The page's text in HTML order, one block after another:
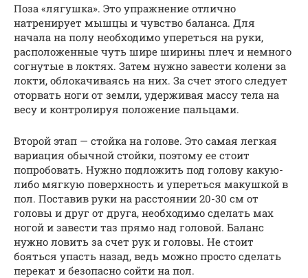
Поза «лягушка». Это упражнение отлично
натренирует мышцы и чувство баланса. Для
начала на полу необходимо упереться на руки,
расположенные чуть шире ширины плеч и немного
согнутые в локтях. Затем нужно завести колени за
локти, облокачиваясь на них. За счет этого следует
оторвать ноги от земли, удерживая массу тела на
весу и контролируя положение пальцами.
Второй этап — стойка на голове. Это самая легкая
вариация обычной стойки, поэтому ее стоит
попробовать. Нужно подложить под голову какую-
либо мягкую поверхность и упереться макушкой в
пол. Поставив руки на расстоянии 20-30 см от
головы и друг от друга, необходимо сделать мах
ногой и завести таз прямо над головой. Баланс
нужно ловить за счет рук и головы. Не стоит
бояться упасть назад, ведь можно просто сделать
перекат и безопасно сойти на пол.